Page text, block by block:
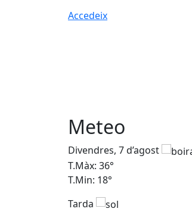
Accedeix
Meteo
Divendres, 7 d’agost
T.Màx: 36°
T.Min: 18°
Tarda